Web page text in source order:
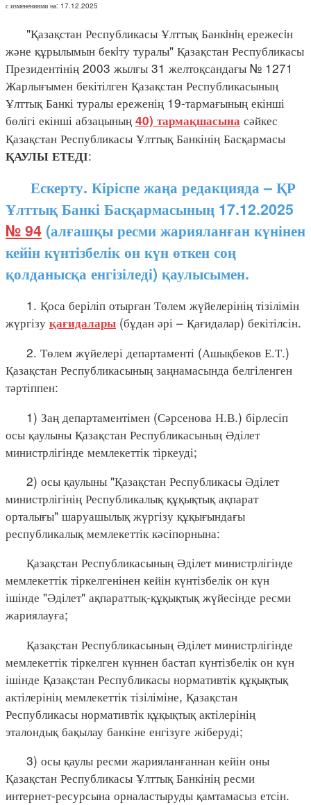
с изменениями на: 17.12.2025
"Қазақстан Республикасы Ұлттық Банкiнiң ережесiн
және құрылымын бекiту туралы" Қазақстан Республикасы
Президентінің 2003 жылғы 31 желтоқсандағы № 1271
Жарлығымен бекітілген Қазақстан Республикасының
Ұлттық Банкі туралы ереженің 19-тармағының екінші
бөлігі екінші абзацының 40) тармақшасына сәйкес
Қазақстан Республикасы Ұлттық Банкінің Басқармасы
ҚАУЛЫ ЕТЕДІ:
Ескерту. Кіріспе жаңа редакцияда – ҚР
Ұлттық Банкі Басқармасының 17.12.2025
№ 94 (алғашқы ресми жарияланған күнінен
кейін күнтізбелік он күн өткен соң
қолданысқа енгізіледі) қаулысымен.
1. Қоса беріліп отырған Төлем жүйелерінің тізілімін
жүргізу қағидалары (бұдан әрі – Қағидалар) бекітілсін.
2. Төлем жүйелері департаменті (Ашықбеков Е.Т.)
Қазақстан Республикасының заңнамасында белгіленген
тәртіппен:
1) Заң департаментімен (Сәрсенова Н.В.) бірлесіп
осы қаулыны Қазақстан Республикасының Әділет
министрлігінде мемлекеттік тіркеуді;
2) осы қаулыны "Қазақстан Республикасы Әділет
министрлігінің Республикалық құқықтық ақпарат
орталығы" шаруашылық жүргізу құқығындағы
республикалық мемлекеттік кәсіпорнына:
Қазақстан Республикасының Әділет министрлігінде
мемлекеттік тіркелгенінен кейін күнтізбелік он күн
ішінде "Әділет" ақпараттық-құқықтық жүйесінде ресми
жариялауға;
Қазақстан Республикасының Әділет министрлігінде
мемлекеттік тіркелген күннен бастап күнтізбелік он күн
ішінде Қазақстан Республикасы нормативтік құқықтық
актілерінің мемлекеттік тізіліміне, Қазақстан
Республикасы нормативтік құқықтық актілерінің
эталондық бақылау банкіне енгізуге жіберуді;
3) осы қаулы ресми жарияланғаннан кейін оны
Қазақстан Республикасы Ұлттық Банкінің ресми
интернет-ресурсына орналастыруды қамтамасыз етсін.